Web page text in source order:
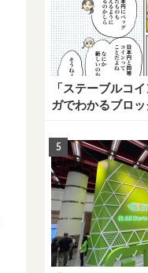
「ステーブルコ
ガでわかるブロ